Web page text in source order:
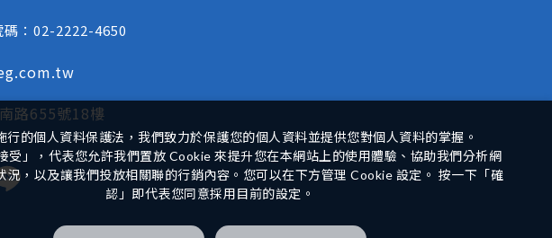
： 02-2222-4650
路655號18樓
行的個人資料保護法，我們致力於保護您的個人資料並提供您對個人資料的掌握。
受」，代表您允許我們置放 Cookie 來提升您在本網站上的使用體驗、協助我們分析網
況，以及讓我們投放相關聯的行銷內容。您可以在下方管理 Cookie 設定。 按一下「確
認」即代表您同意採用目前的設定。